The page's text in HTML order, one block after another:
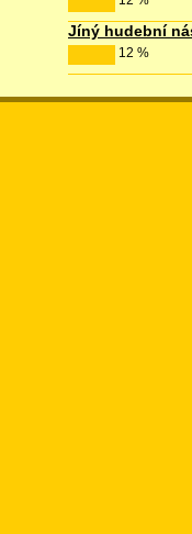
Jíný hudební
12 %